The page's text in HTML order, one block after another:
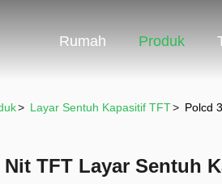
Rumah Produk
> Layar Sentuh Kapasitif TFT> Polcd
TFT Layar Sentuh